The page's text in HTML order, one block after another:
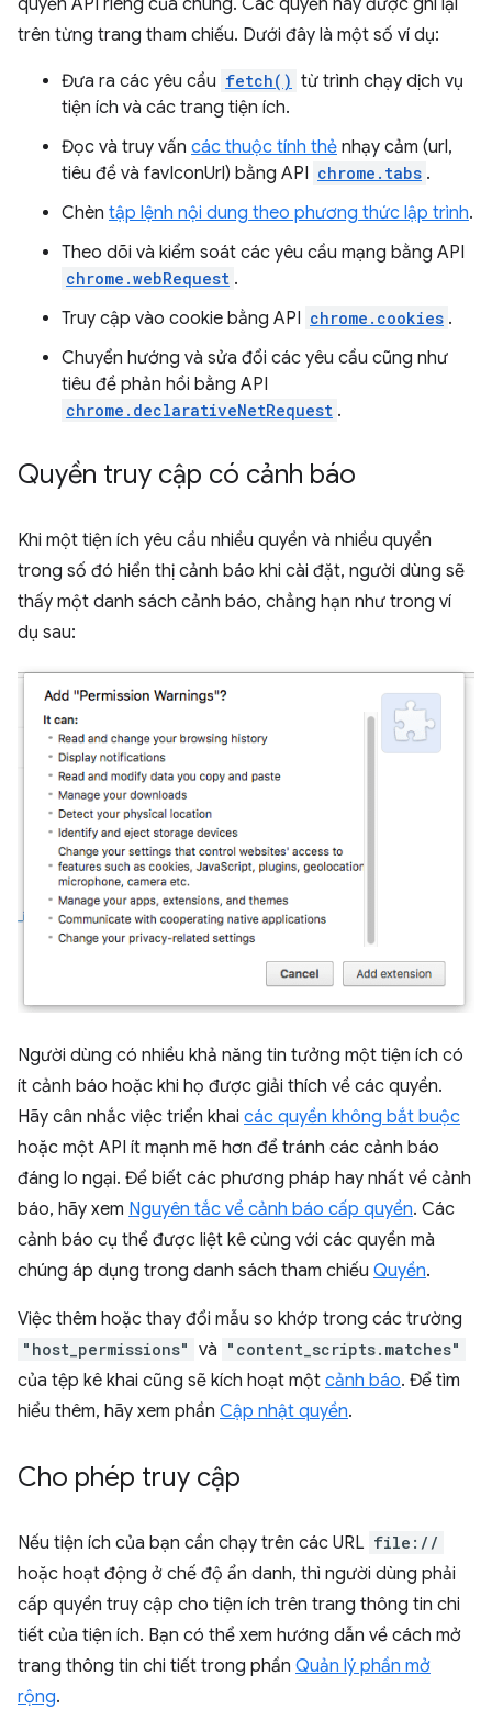
quyền API riêng của chúng. Các quyền này được ghi lại
trên từng trang tham chiếu. Dưới đây là một số ví dụ:
Đưa ra các yêu cầu fetch() từ trình chạy dịch vụ
tiện ích và các trang tiện ích.
Đọc và truy vấn các thuộc tính thẻ nhạy cảm (url,
tiêu đề và favIconUrl) bằng API chrome.tabs .
Chèn tập lệnh nội dung theo phương thức lập trình.
Theo dõi và kiểm soát các yêu cầu mạng bằng API
chrome.webRequest .
Truy cập vào cookie bằng API chrome.cookies .
Chuyển hướng và sửa đổi các yêu cầu cũng như
tiêu đề phản hồi bằng API
chrome.declarativeNetRequest .
Quyền truy cập có cảnh báo
Khi một tiện ích yêu cầu nhiều quyền và nhiều quyền
trong số đó hiển thị cảnh báo khi cài đặt, người dùng sẽ
thấy một danh sách cảnh báo, chẳng hạn như trong ví
dụ sau:
Người dùng có nhiều khả năng tin tưởng một tiện ích có
ít cảnh báo hoặc khi họ được giải thích về các quyền.
Hãy cân nhắc việc triển khai các quyền không bắt buộc
hoặc một API ít mạnh mẽ hơn để tránh các cảnh báo
đáng lo ngại. Để biết các phương pháp hay nhất về cảnh
báo, hãy xem Nguyên tắc về cảnh báo cấp quyền. Các
cảnh báo cụ thể được liệt kê cùng với các quyền mà
chúng áp dụng trong danh sách tham chiếu Quyền.
Việc thêm hoặc thay đổi mẫu so khớp trong các trường
"host_permissions" và "content_scripts.matches"
của tệp kê khai cũng sẽ kích hoạt một cảnh báo. Để tìm
hiểu thêm, hãy xem phần Cập nhật quyền.
Cho phép truy cập
Nếu tiện ích của bạn cần chạy trên các URL file://
hoặc hoạt động ở chế độ ẩn danh, thì người dùng phải
cấp quyền truy cập cho tiện ích trên trang thông tin chi
tiết của tiện ích. Bạn có thể xem hướng dẫn về cách mở
trang thông tin chi tiết trong phần Quản lý phần mở
rộng.